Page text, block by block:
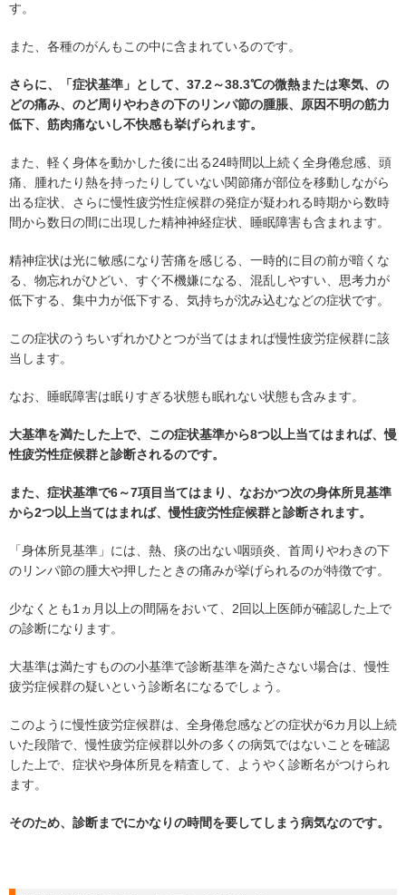
す。
また、各種のがんもこの中に含まれているのです。
さらに、「症状基準」として、37.2～38.3℃の微熱または寒気、の
どの痛み、のど周りやわきの下のリンパ節の腫脹、原因不明の筋力
低下、筋肉痛ないし不快感も挙げられます。
また、軽く身体を動かした後に出る24時間以上続く全身倦怠感、頭
痛、腫れたり熱を持ったりしていない関節痛が部位を移動しながら
出る症状、さらに慢性疲労性症候群の発症が疑われる時期から数時
間から数日の間に出現した精神神経症状、睡眠障害も含まれます。
精神症状は光に敏感になり苦痛を感じる、一時的に目の前が暗くな
る、物忘れがひどい、すぐ不機嫌になる、混乱しやすい、思考力が
低下する、集中力が低下する、気持ちが沈み込むなどの症状です。
この症状のうちいずれかひとつが当てはまれば慢性疲労症候群に該
当します。
なお、睡眠障害は眠りすぎる状態も眠れない状態も含みます。
大基準を満たした上で、この症状基準から8つ以上当てはまれば、慢
性疲労性症候群と診断されるのです。
また、症状基準で6～7項目当てはまり、なおかつ次の身体所見基準
から2つ以上当てはまれば、慢性疲労性症候群と診断されます。
「身体所見基準」には、熱、痰の出ない咽頭炎、首周りやわきの下
のリンパ節の腫大や押したときの痛みが挙げられるのが特徴です。
少なくとも1ヵ月以上の間隔をおいて、2回以上医師が確認した上で
の診断になります。
大基準は満たすものの小基準で診断基準を満たさない場合は、慢性
疲労症候群の疑いという診断名になるでしょう。
このように慢性疲労症候群は、全身倦怠感などの症状が6カ月以上続
いた段階で、慢性疲労症候群以外の多くの病気ではないことを確認
した上で、症状や身体所見を精査して、ようやく診断名がつけられ
ます。
そのため、診断までにかなりの時間を要してしまう病気なのです。